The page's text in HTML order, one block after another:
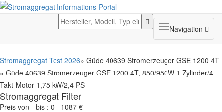
Toggle
navigation
Navigation
Stromaggregat Test 2026» Güde 40639 Stromerzeuger GSE 1200 4T
» Güde 40639 Stromerzeuger GSE 1200 4T, 850/950W 1 Zylinder/4-
Takt-Motor 1,75 kW/2,4 PS
Stromaggregat Filter
Preis von - bis : 0 - 1087 €